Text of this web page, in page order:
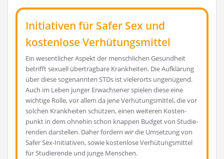
Initiativen für Safer Sex und
kostenlose Verhütungsmittel
Ein wesent­li­cher Aspekt der mensch­li­chen Gesund­heit
betrifft sexu­ell über­trag­ba­re Krank­hei­ten. Die Auf­klä­rung
über die­se soge­nann­ten STDs ist vie­ler­orts unge­nü­gend.
Auch im Leben jun­ger Erwach­se­ner spie­len die­se eine
wich­ti­ge Rol­le, vor allem da jene Ver­hü­tungs­mit­tel, die vor
sol­chen Krank­hei­ten schüt­zen, einen wei­te­ren Kos­ten­
punkt in dem ohne­hin schon knap­pen Bud­get von Stu­die­
ren­den dar­stel­len. Daher for­dern wir die Umset­zung von
Safer Sex-Initia­ti­ven, sowie kos­ten­lo­se Ver­hü­tungs­mit­tel
für Stu­die­ren­de und jun­ge Menschen.